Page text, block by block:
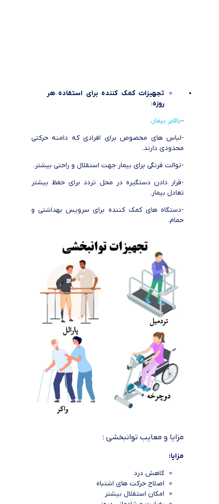
تجهیزات کمک کننده برای استفاده هر
روزه:
–بالابر بیمار.
-لباس های مخصوص برای افرادی که دامنه حرکتی
محدودی دارند.
-توالت فرنگی برای بیمار جهت استقلال و راحتی بیشتر.
-قرار دادن دستگیره در محل تردد برای حفظ بیشتر
تعادل بیمار.
-دستگاه های کمک کننده برای سرویس بهداشتی و
حمام.
مزایا و معایب توانبخشی :
مزایا:
کاهش درد
اصلاح حرکت های اشتباه
امکان استقلال بیشتر